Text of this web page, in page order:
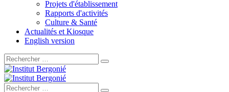
Projets d'établissement
Rapports d'activités
Culture & Santé
Actualités et Kiosque
English version
Rechercher :
Rechercher :